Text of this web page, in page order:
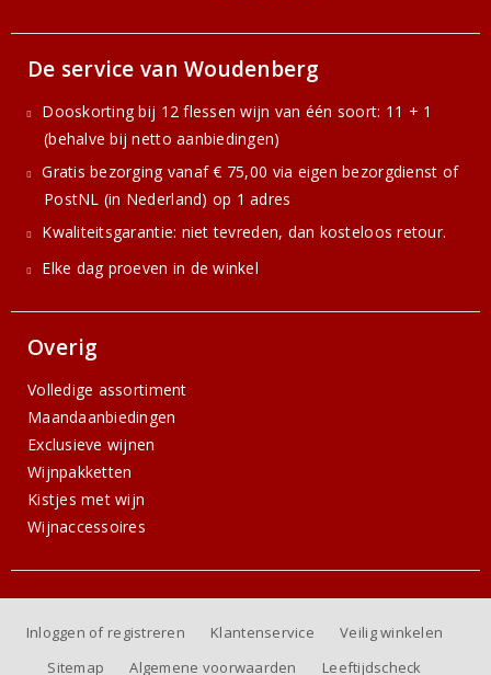
De service van Woudenberg
Dooskorting bij 12 flessen wijn van één soort: 11 + 1
(behalve bij netto aanbiedingen)
Gratis bezorging vanaf € 75,00 via eigen bezorgdienst of
PostNL (in Nederland) op 1 adres
Kwaliteitsgarantie: niet tevreden, dan kosteloos retour.
Elke dag proeven in de winkel
Overig
Volledige assortiment
Maandaanbiedingen
Exclusieve wijnen
Wijnpakketten
Kistjes met wijn
Wijnaccessoires
Inloggen of registreren Klantenservice
Veilig winkelen
Sitemap
Algemene voorwaarden Leeftijdscheck